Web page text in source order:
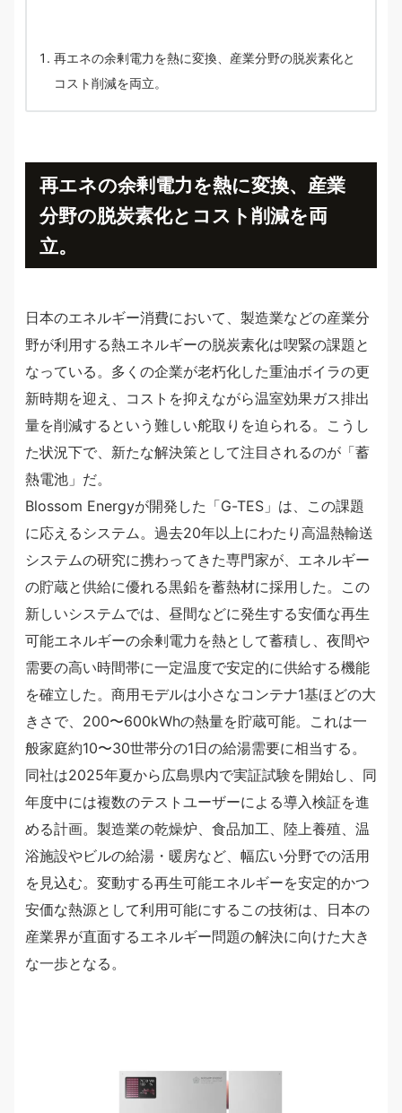
再エネの余剰電力を熱に変換、産業分野の脱炭素化と
コスト削減を両立。
再エネの余剰電力を熱に変換、産業
分野の脱炭素化とコスト削減を両
立。
日本のエネルギー消費において、製造業などの産業分
野が利用する熱エネルギーの脱炭素化は喫緊の課題と
なっている。多くの企業が老朽化した重油ボイラの更
新時期を迎え、コストを抑えながら温室効果ガス排出
量を削減するという難しい舵取りを迫られる。こうし
た状況下で、新たな解決策として注目されるのが「蓄
熱電池」だ。
Blossom Energyが開発した「G-TES」は、この課題
に応えるシステム。過去20年以上にわたり高温熱輸送
システムの研究に携わってきた専門家が、エネルギー
の貯蔵と供給に優れる黒鉛を蓄熱材に採用した。この
新しいシステムでは、昼間などに発生する安価な再生
可能エネルギーの余剰電力を熱として蓄積し、夜間や
需要の高い時間帯に一定温度で安定的に供給する機能
を確立した。商用モデルは小さなコンテナ1基ほどの大
きさで、200〜600kWhの熱量を貯蔵可能。これは一
般家庭約10〜30世帯分の1日の給湯需要に相当する。
同社は2025年夏から広島県内で実証試験を開始し、同
年度中には複数のテストユーザーによる導入検証を進
める計画。製造業の乾燥炉、食品加工、陸上養殖、温
浴施設やビルの給湯・暖房など、幅広い分野での活用
を見込む。変動する再生可能エネルギーを安定的かつ
安価な熱源として利用可能にするこの技術は、日本の
産業界が直面するエネルギー問題の解決に向けた大き
な一歩となる。